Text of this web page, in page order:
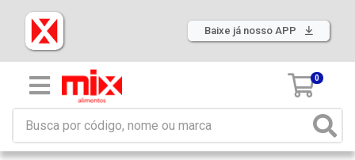
Baixe já nosso APP
0